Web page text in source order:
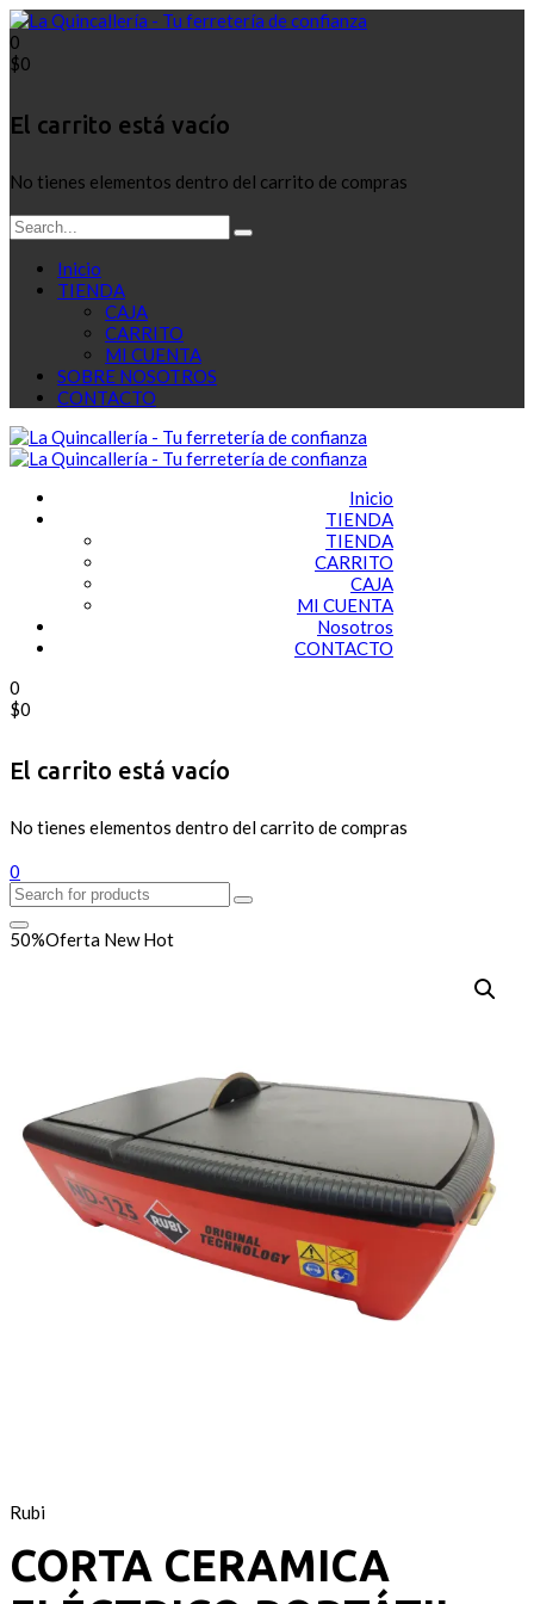
0
$0
El carrito está vacío
No tienes elementos dentro del carrito de compras
Inicio
TIENDA
CAJA
CARRITO
MI CUENTA
SOBRE NOSOTROS
CONTACTO
Inicio
TIENDA
TIENDA
CARRITO
CAJA
MI CUENTA
Nosotros
CONTACTO
0
$0
El carrito está vacío
No tienes elementos dentro del carrito de compras
0
50%Oferta New Hot
Rubi
CORTA CERAMICA